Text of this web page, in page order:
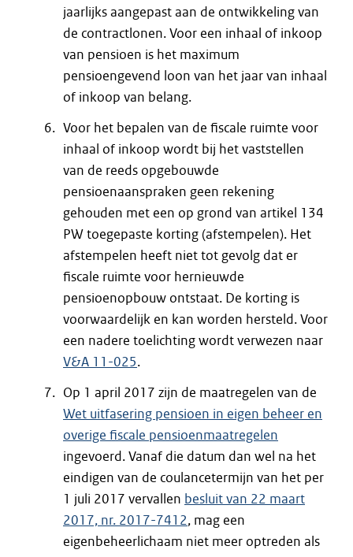
jaarlijks aangepast aan de ontwikkeling van
de contractlonen. Voor een inhaal of inkoop
van pensioen is het maximum
pensioengevend loon van het jaar van inhaal
of inkoop van belang.
Voor het bepalen van de fiscale ruimte voor
inhaal of inkoop wordt bij het vaststellen
van de reeds opgebouwde
pensioenaanspraken geen rekening
gehouden met een op grond van artikel 134
PW toegepaste korting (afstempelen). Het
afstempelen heeft niet tot gevolg dat er
fiscale ruimte voor hernieuwde
pensioenopbouw ontstaat. De korting is
voorwaardelijk en kan worden hersteld. Voor
een nadere toelichting wordt verwezen naar
V&A 11-025.
Op 1 april 2017 zijn de maatregelen van de
Wet uitfasering pensioen in eigen beheer en
overige fiscale pensioenmaatregelen
ingevoerd. Vanaf die datum dan wel na het
eindigen van de coulancetermijn van het per
1 juli 2017 vervallen besluit van 22 maart
2017, nr. 2017-7412, mag een
eigenbeheerlichaam niet meer optreden als